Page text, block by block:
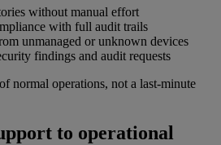
without manual effort
with full audit trails
unmanaged or unknown devices
findings and audit requests
normal operations, not a last-minute
to operational